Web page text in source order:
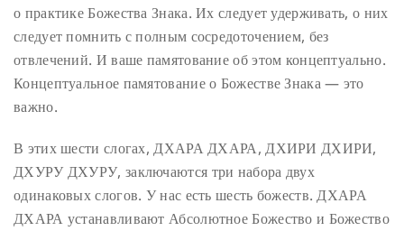
о практике Божества Знака. Их следует удерживать, о них
следует помнить с полным сосредоточением, без
отвлечений. И ваше памятование об этом концептуально.
Концептуальное памятование о Божестве Знака — это
важно.
В этих шести слогах, ДХАРА ДХАРА, ДХИРИ ДХИРИ,
ДХУРУ ДХУРУ, заключаются три набора двух
одинаковых слогов. У нас есть шесть божеств. ДХАРА
ДХАРА устанавливают Абсолютное Божество и Божество